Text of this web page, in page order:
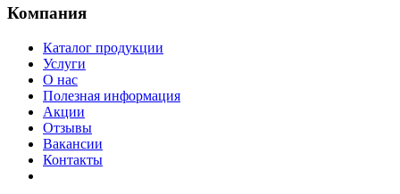
Компания
Каталог продукции
Услуги
О нас
Полезная информация
Акции
Отзывы
Вакансии
Контакты